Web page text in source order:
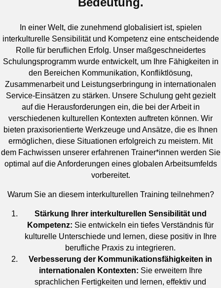
In einer Welt, die zunehmend globalisiert ist, spielen
interkulturelle Sensibilität und Kompetenz eine entscheidende
Rolle für beruflichen Erfolg. Unser maßgeschneidertes
Schulungsprogramm wurde entwickelt, um Ihre Fähigkeiten in
den Bereichen Kommunikation, Konfliktlösung,
Zusammenarbeit und Leistungserbringung in internationalen
Service-Einsätzen zu stärken. Unsere Schulung geht gezielt
auf die Herausforderungen ein, die bei der Arbeit in
verschiedenen kulturellen Kontexten auftreten können. Wir
bieten praxisorientierte Werkzeuge und Ansätze, die es Ihnen
ermöglichen, diese Situationen erfolgreich zu meistern. Mit
dem Fachwissen unserer erfahrenen Trainer*innen werden Sie
optimal auf die Anforderungen eines globalen Arbeitsumfelds
vorbereitet.
Warum Sie an diesem interkulturellen Training teilnehmen?
Stärkung Ihrer interkulturellen Sensibilität und
Kompetenz: Sie entwickeln ein tiefes Verständnis für
kulturelle Unterschiede und lernen, diese positiv in Ihre
berufliche Praxis zu integrieren.
Verbesserung der Kommunikationsfähigkeiten in
internationalen Kontexten: Sie erweitern Ihre
sprachlichen Fertigkeiten und lernen, effektiv und